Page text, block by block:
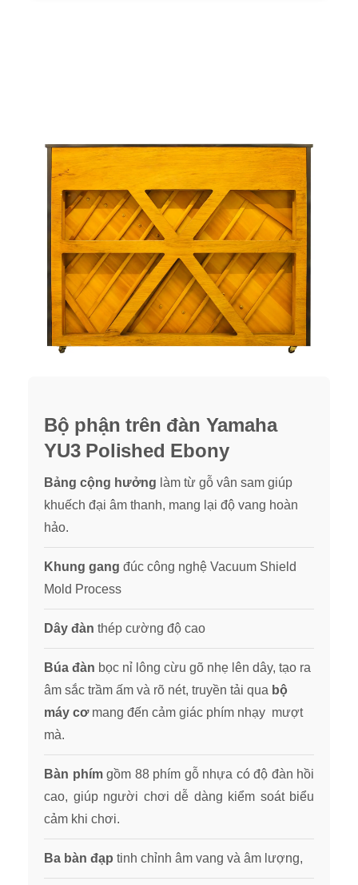
Bộ phận trên đàn Yamaha
YU3 Polished Ebony
Bảng cộng hưởng làm từ gỗ vân sam giúp
khuếch đại âm thanh, mang lại độ vang hoàn
hảo.
Khung gang đúc công nghệ Vacuum Shield
Mold Process
Dây đàn thép cường độ cao
Búa đàn bọc nỉ lông cừu gõ nhẹ lên dây, tạo ra
âm sắc trầm ấm và rõ nét, truyền tải qua bộ
máy cơmang đến cảm giác phím nhạy mượt
mà.
Bàn phímgồm 88 phím gỗ nhựa có độ đàn hồi
cao, giúp người chơi dễ dàng kiểm soát biểu
cảm khi chơi.
Ba bàn đạp tinh chỉnh âm vang và âm lượng,